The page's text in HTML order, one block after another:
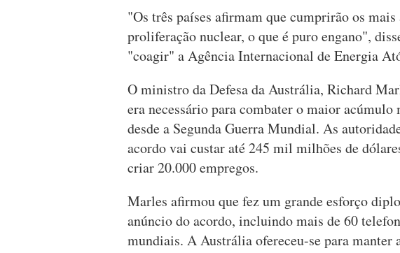
"Os três países afirmam que cumprirão os mais
proliferação nuclear, o que é puro engano",
"coagir" a Agência Internacional de Energia
O ministro da Defesa da Austrália, Richard
era necessário para combater o maior
desde a Segunda Guerra Mundial. As
acordo vai custar até 245 mil milhões de
criar 20.000 empregos.
Marles afirmou que fez um grande esforço
anúncio do acordo, incluindo mais de 60
mundiais. A Austrália ofereceu-se para manter